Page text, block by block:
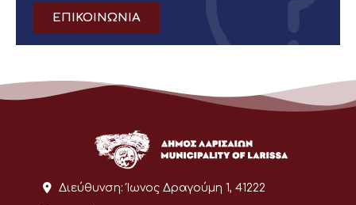
ΕΠΙΚΟΙΝΩΝΙΑ
Διεύθυνση: Ίωνος Δραγούμη 1, 41222